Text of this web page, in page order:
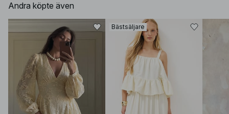
Andra köpte även
Bästsäljare